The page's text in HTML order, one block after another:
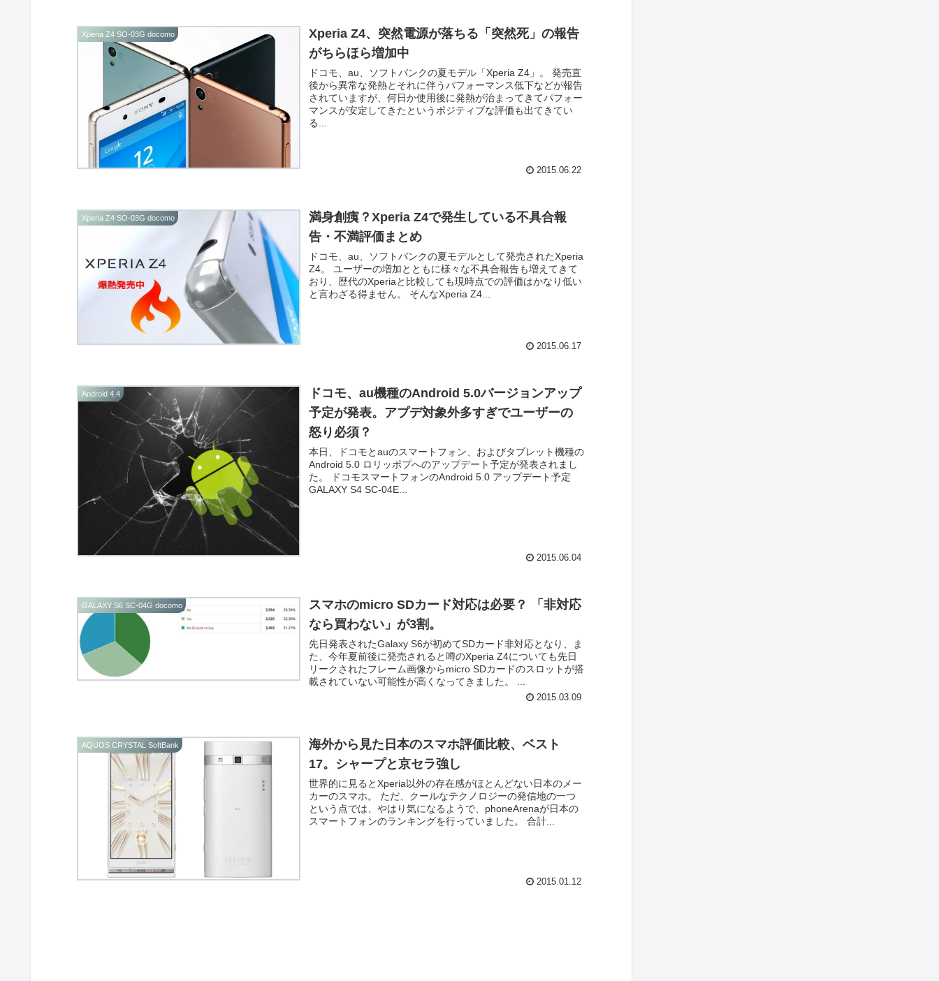
Xperia Z4 SO-03G docomo
Xperia Z4、突然電源が落ちる「突然死」の報告
がちらほら増加中
ドコモ、au、ソフトバンクの夏モデル「Xperia Z4」。 発売直
後から異常な発熱とそれに伴うパフォーマンス低下などが報告
されていますが、何日か使用後に発熱が治まってきてパフォー
マンスが安定してきたというポジティブな評価も出てきてい
る...
2015.06.22
Xperia Z4 SO-03G docomo
満身創痍？Xperia Z4で発生している不具合報
告・不満評価まとめ
ドコモ、au、ソフトバンクの夏モデルとして発売されたXperia
Z4。 ユーザーの増加とともに様々な不具合報告も増えてきて
おり、歴代のXperiaと比較しても現時点での評価はかなり低い
と言わざる得ません。 そんなXperia Z4...
2015.06.17
Android 4.4
ドコモ、au機種のAndroid 5.0バージョンアップ
予定が発表。アプデ対象外多すぎでユーザーの
怒り必須？
本日、ドコモとauのスマートフォン、およびタブレット機種の
Android 5.0 ロリッポプへのアップデート予定が発表されまし
た。 ドコモスマートフォンのAndroid 5.0 アップデート予定
GALAXY S4 SC-04E...
2015.06.04
GALAXY S6 SC-04G docomo
スマホのmicro SDカード対応は必要？ 「非対応
なら買わない」が3割。
先日発表されたGalaxy S6が初めてSDカード非対応となり、ま
た、今年夏前後に発売されると噂のXperia Z4についても先日
リークされたフレーム画像からmicro SDカードのスロットが搭
載されていない可能性が高くなってきました。 ...
2015.03.09
AQUOS CRYSTAL SoftBank
海外から見た日本のスマホ評価比較、ベスト
17。シャープと京セラ強し
世界的に見るとXperia以外の存在感がほとんどない日本のメー
カーのスマホ。 ただ、クールなテクノロジーの発信地の一つ
という点では、やはり気になるようで、phoneArenaが日本の
スマートフォンのランキングを行っていました。 合計...
2015.01.12